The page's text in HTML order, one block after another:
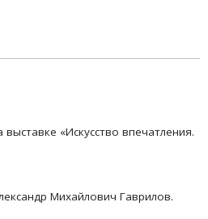
«Искусство впечатления.
Михайлович Гаврилов.